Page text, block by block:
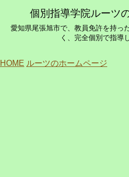
個別指導学院ルーツ
愛知県尾張旭市で、教員免許を持っ
く、完全個別で指導
HOME ルーツのホームページ